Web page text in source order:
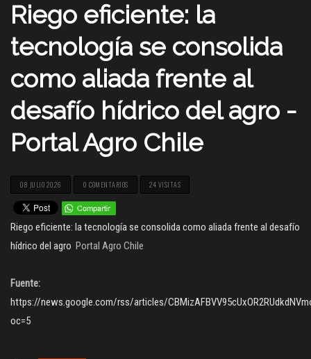
Riego eficiente: la
tecnología se consolida
como aliada frente al
desafío hídrico del agro -
Portal Agro Chile
08 JULIO 2026 0 COMENTARIOS 24 VISITAS
Riego eficiente: la tecnología se consolida como aliada frente al desafío
hídrico del agro Portal Agro Chile
Fuente:
https://news.google.com/rss/articles/
oc=5